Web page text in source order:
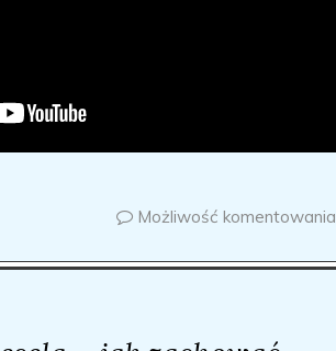
Możliwość komentowania